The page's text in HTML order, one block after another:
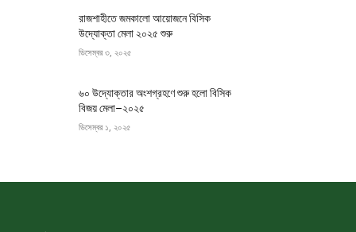
রাজশাহীতে জমকালো আয়োজনে বিসিক
উদ্যোক্তা মেলা ২০২৫ শুরু
ডিসেম্বর ৩, ২০২৫
৬০ উদ্যোক্তার অংশগ্রহণে শুরু হলো বিসিক
বিজয় মেলা–২০২৫
ডিসেম্বর ১, ২০২৫